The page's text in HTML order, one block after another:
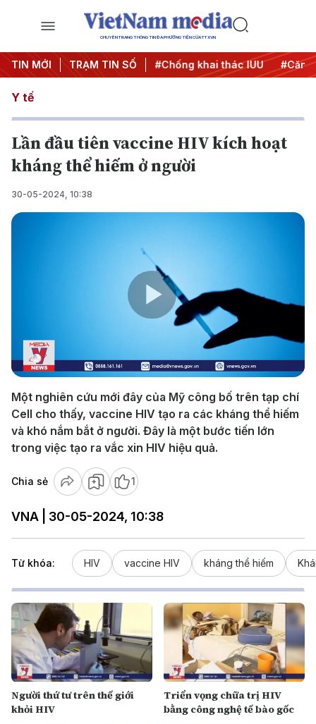
CHUYÊN TRANG THÔNG TIN ĐA PHƯƠNG TIỆN CỦA TTXVN
TIN MỚI TRẠM TIN SỐ
#Chiến dịch 500 ngày đêm #Chống khai thác IUU #Căng
Y tế
Lần đầu tiên vaccine HIV kích hoạt
kháng thể hiếm ở người
30-05-2024, 10:38
Play
Video
Một nghiên cứu mới đây của Mỹ công bố trên tạp chí
Cell cho thấy, vaccine HIV tạo ra các kháng thể hiếm
và khó nắm bắt ở người. Đây là một bước tiến lớn
trong việc tạo ra vắc xin HIV hiệu quả.
Chia sẻ 1
VNA | 30-05-2024, 10:38
Từ khóa: HIV vaccine HIV kháng thể hiếm
Người thứ tư trên thế giới
khỏi HIV
Triển vọng chữa trị HIV
bằng công nghệ tế bào gốc